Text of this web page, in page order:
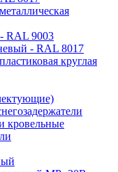
9003
- RAL 8017
круглая
кровельные